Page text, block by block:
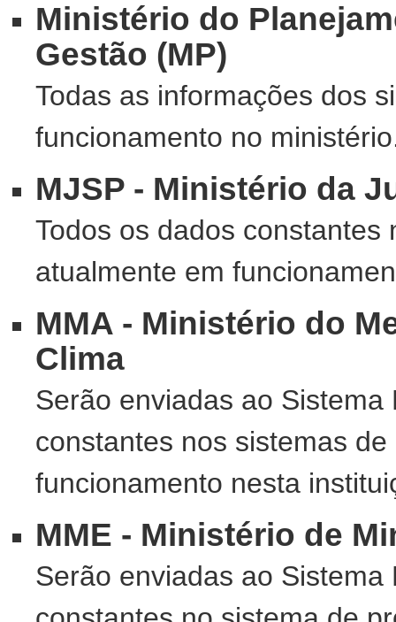
Ministério do
Gestão (MP)
Todas as informações dos
funcionamento no
MJSP - Ministério da
Todos os dados
atualmente em
MMA - Ministério do
Clima
Serão enviadas ao
constantes nos sistemas
funcionamento nesta
MME - Ministério de
Serão enviadas ao